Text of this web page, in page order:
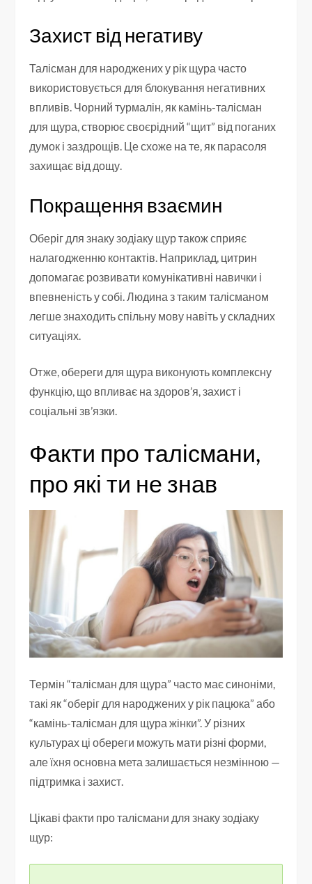
Захист від негативу
Талісман для народжених у рік щура часто
використовується для блокування негативних
впливів. Чорний турмалін, як камінь-талісман
для щура, створює своєрідний “щит” від поганих
думок і заздрощів. Це схоже на те, як парасоля
захищає від дощу.
Покращення взаємин
Оберіг для знаку зодіаку щур також сприяє
налагодженню контактів. Наприклад, цитрин
допомагає розвивати комунікативні навички і
впевненість у собі. Людина з таким талісманом
легше знаходить спільну мову навіть у складних
ситуаціях.
Отже, обереги для щура виконують комплексну
функцію, що впливає на здоров’я, захист і
соціальні зв’язки.
Факти про талісмани,
про які ти не знав
Термін “талісман для щура” часто має синоніми,
такі як “оберіг для народжених у рік пацюка” або
“камінь-талісман для щура жінки”. У різних
культурах ці обереги можуть мати різні форми,
але їхня основна мета залишається незмінною —
підтримка і захист.
Цікаві факти про талісмани для знаку зодіаку
щур: